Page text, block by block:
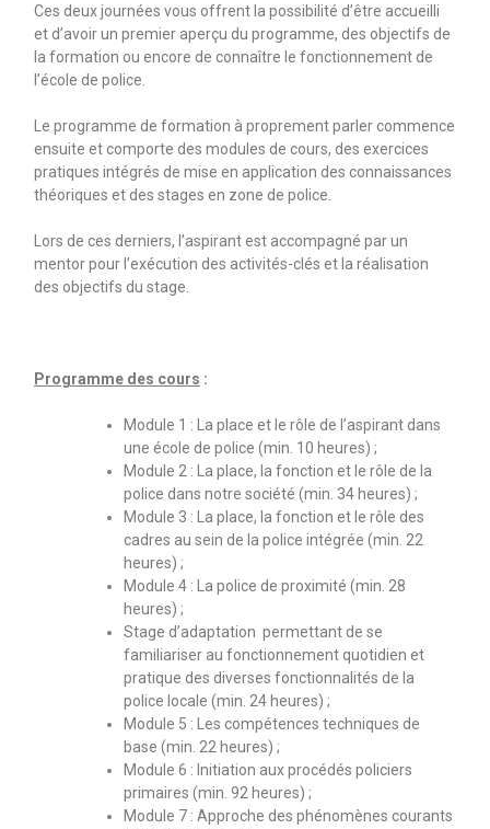
Ces deux journées vous offrent la possibilité d’être accueilli
et d’avoir un premier aperçu du programme, des objectifs de
la formation ou encore de connaître le fonctionnement de
l’école de police.
Le programme de formation à proprement parler commence
ensuite et comporte des modules de cours, des exercices
pratiques intégrés de mise en application des connaissances
théoriques et des stages en zone de police.
Lors de ces derniers, l’aspirant est accompagné par un
mentor pour l’exécution des activités-clés et la réalisation
des objectifs du stage.
Programme des cours :
Module 1 : La place et le rôle de l’aspirant dans
une école de police (min. 10 heures) ;
Module 2 : La place, la fonction et le rôle de la
police dans notre société (min. 34 heures) ;
Module 3 : La place, la fonction et le rôle des
cadres au sein de la police intégrée (min. 22
heures) ;
Module 4 : La police de proximité (min. 28
heures) ;
Stage d’adaptation permettant de se
familiariser au fonctionnement quotidien et
pratique des diverses fonctionnalités de la
police locale (min. 24 heures) ;
Module 5 : Les compétences techniques de
base (min. 22 heures) ;
Module 6 : Initiation aux procédés policiers
primaires (min. 92 heures) ;
Module 7 : Approche des phénomènes courants